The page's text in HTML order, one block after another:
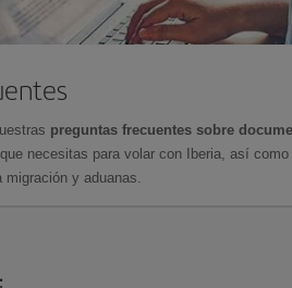
preguntas frecuentes sobre
necesitas para volar con Iberia, así
y aduanas.